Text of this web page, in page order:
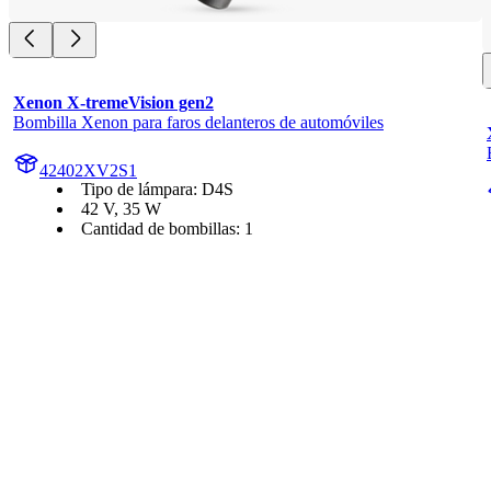
Xenon X-tremeVision gen2
Bombilla Xenon para faros delanteros de automóviles
42402XV2S1
Tipo de lámpara: D4S
42 V, 35 W
Cantidad de bombillas: 1